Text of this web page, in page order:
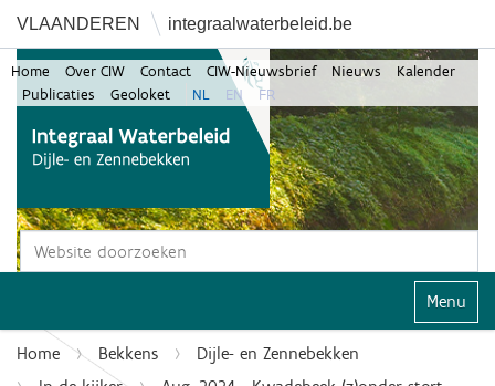
VLAANDEREN integraalwaterbeleid.be
Zoek
Home Over CIW Contact CIW-Nieuwsbrief Nieuws
Kalender
Publicaties
Geoloket NL EN FR
Klap
Home Bekkens
Dijle- en Zennebekken